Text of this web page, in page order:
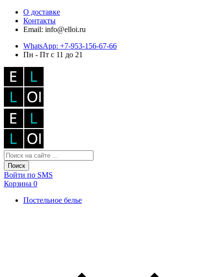
О доставке
Контакты
Email: info@elloi.ru
WhatsApp: +7-953-156-67-66
Пн - Пт с 11 до 21
Поиск
Войти по SMS
Корзина 0
Постельное белье